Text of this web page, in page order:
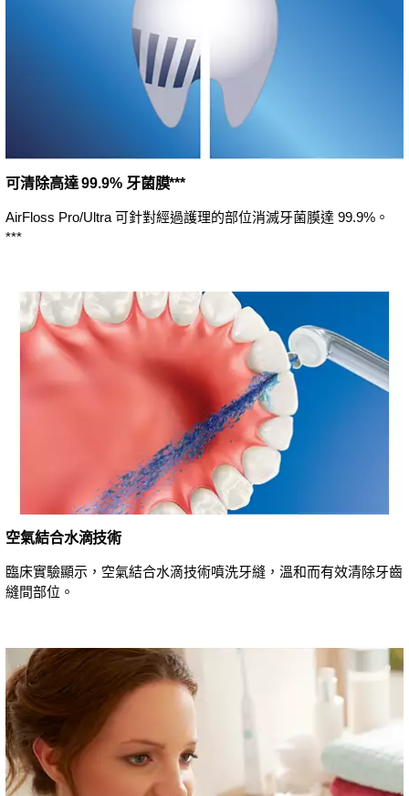
可清除高達 99.9% 牙菌膜***
AirFloss Pro/Ultra 可針對經過護理的部位消滅牙菌膜達 99.9%。
***
空氣結合水滴技術
臨床實驗顯示，空氣結合水滴技術噴洗牙縫，溫和而有效清除牙齒
縫間部位。